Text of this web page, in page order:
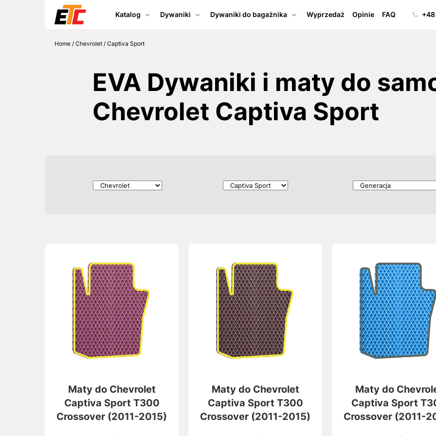
Katalog Dywaniki Dywaniki do bagażnika Wyprzedaż Opinie FAQ
Home / Chevrolet / Captiva Sport
EVA Dywaniki i maty do
Chevrolet Captiva Sport
Maty do Chevrolet
Captiva Sport T300
Crossover (2011-2015)
Maty do Chevrolet
Captiva Sport T300
Crossover (2011-2015)
Maty do
Captiva Sport
Crossover (2011-